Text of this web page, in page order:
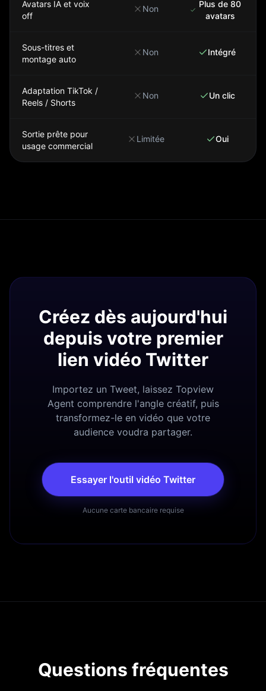
Avatars IA et voix
off
Non
Plus de 80
avatars
Sous-titres et
montage auto
Non Intégré
Adaptation TikTok /
Reels / Shorts
Non Un clic
Sortie prête pour
usage commercial
Limitée Oui
Créez dès aujourd'hui
depuis votre premier
lien vidéo Twitter
Importez un Tweet, laissez Topview
Agent comprendre l'angle créatif, puis
transformez-le en vidéo que votre
audience voudra partager.
Essayer l'outil vidéo Twitter
Aucune carte bancaire requise
Questions fréquentes